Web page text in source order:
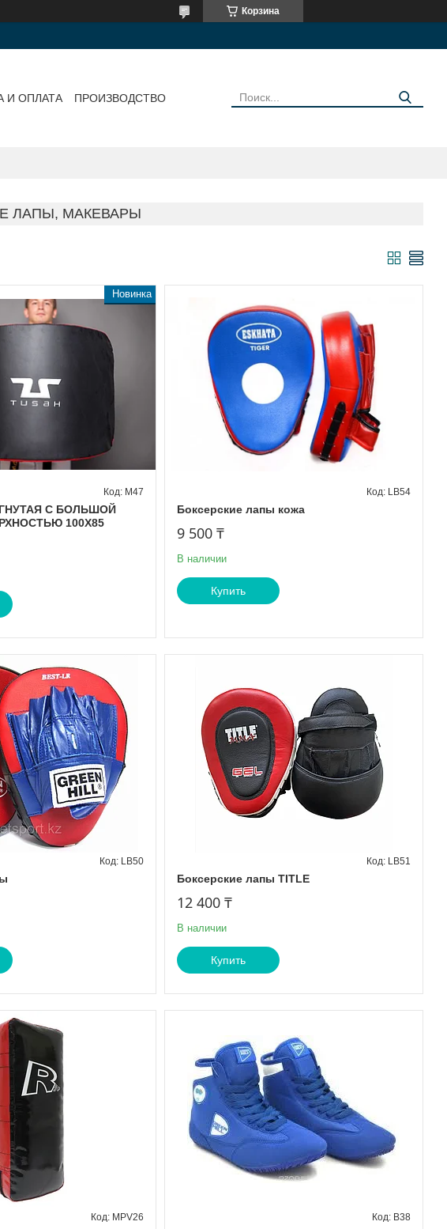
Корзина
И ОПЛАТА ПРОИЗВОДСТВО
ЛАПЫ, МАКЕВАРЫ
Новинка
С БОЛЬШОЙ
100Х85
M47
Боксерские лапы кожа
LB54
9 500 ₸
В наличии
Купить
LB50
Боксерские лапы TITLE
LB51
12 400 ₸
В наличии
Купить
MPV26 B38